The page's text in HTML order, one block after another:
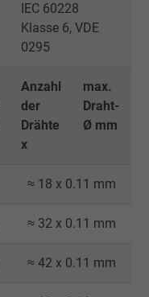
IEC 60228
Klasse 6, VDE
0295
Anzahl
der
Drähte
x
max.
Draht-
Ø mm
≈ 18 x 0.11 mm
≈ 32 x 0.11 mm
≈ 42 x 0.11 mm